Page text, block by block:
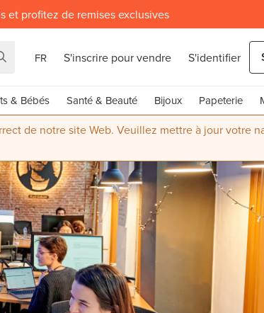
et profitez de remises exclusives
FR S'inscrire pour vendre S'identifier
& Bébés Santé & Beauté Bijoux Papeterie
de notre site Web. Veuillez mettre à jour votre